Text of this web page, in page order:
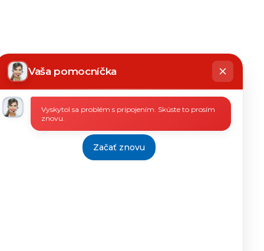
Vaša pomocníčka
Vyskytol sa problém s pripojením. Skúste to prosím
znovu.
Začať znovu